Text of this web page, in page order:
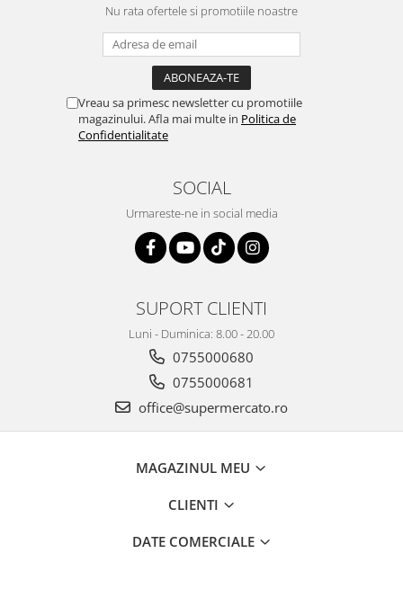
Nu rata ofertele si promotiile noastre
Vreau sa primesc newsletter cu promotiile
magazinului. Afla mai multe in Politica de
Confidentialitate
SOCIAL
Urmareste-ne in social media
SUPORT CLIENTI
Luni - Duminica: 8.00 - 20.00
0755000680
0755000681
office@supermercato.ro
MAGAZINUL MEU
CLIENTI
DATE COMERCIALE